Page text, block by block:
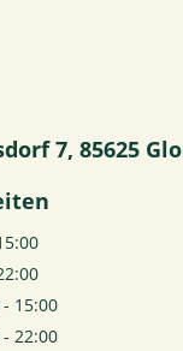
7, 85625
15:00
22:00